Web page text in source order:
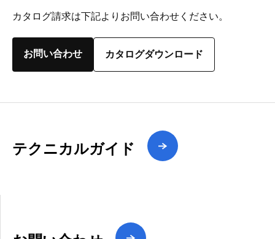
カタログ請求は下記よりお問い合わせください。
お問い合わせ カタログダウンロード
テクニカルガイド